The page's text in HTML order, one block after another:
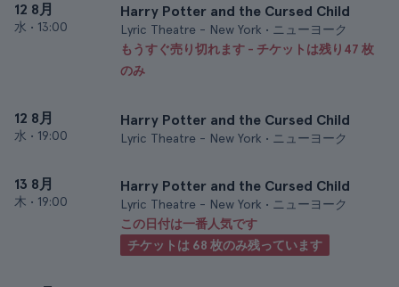
12 8月
水 • 13:00
Harry Potter and the Cursed Child
Lyric Theatre - New York • ニューヨーク
もうすぐ売り切れます - チケットは残り47 枚
のみ
12 8月
水 • 19:00
Harry Potter and the Cursed Child
Lyric Theatre - New York • ニューヨーク
13 8月
木 • 19:00
Harry Potter and the Cursed Child
Lyric Theatre - New York • ニューヨーク
この日付は一番人気です
チケットは 68 枚のみ残っています